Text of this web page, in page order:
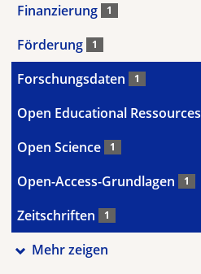
Finanzierung 1
Förderung 1
Forschungsdaten 1
Open Educational Ressources
Open Science 1
Open-Access-Grundlagen 1
Zeitschriften 1
Mehr zeigen